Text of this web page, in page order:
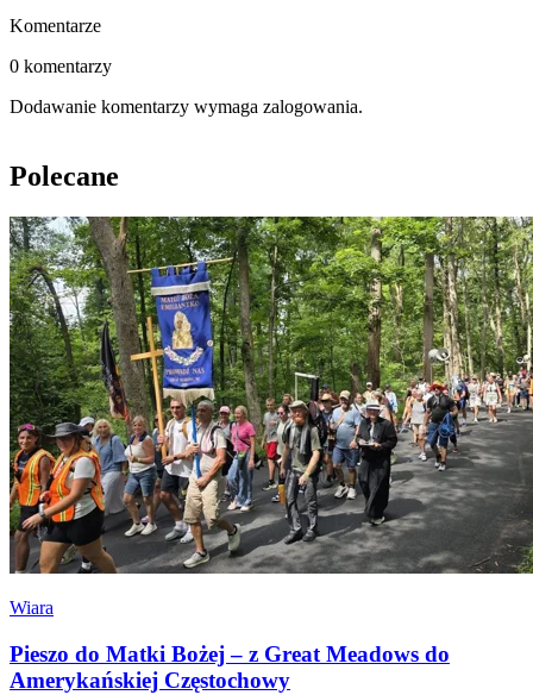
Komentarze
0 komentarzy
Dodawanie komentarzy wymaga zalogowania.
Polecane
Wiara
Pieszo do Matki Bożej – z Great Meadows do
Amerykańskiej Częstochowy